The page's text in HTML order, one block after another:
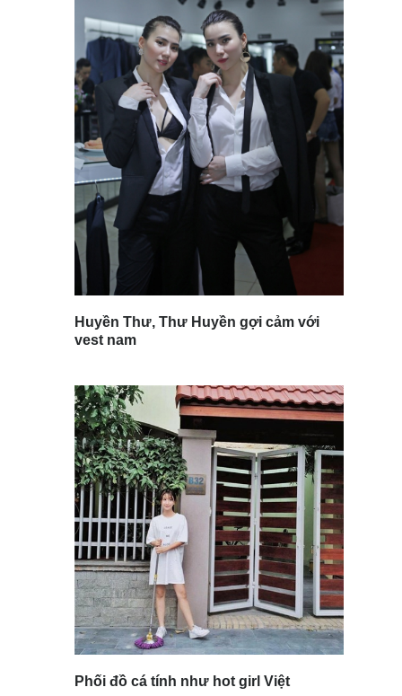
Huyền Thư, Thư Huyền gợi cảm với
vest nam
Phối đồ cá tính như hot girl Việt